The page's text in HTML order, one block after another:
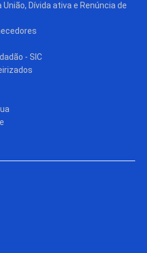
Dívida ativa e Renúncia de
- SIC